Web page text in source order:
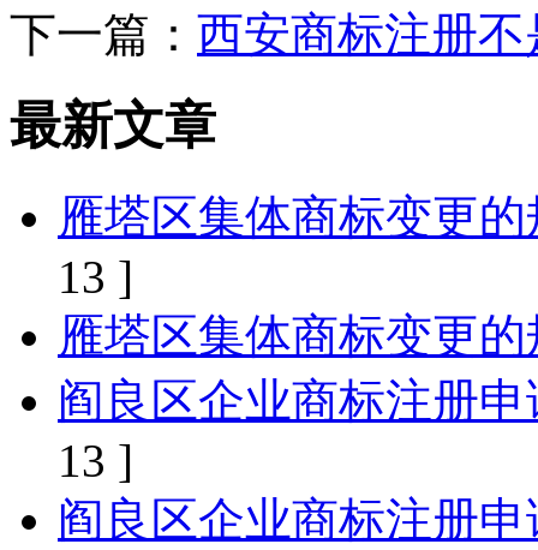
下一篇： 西安商标注册
最新文章
雁塔区集体商标变更
13 ]
雁塔区集体商标变更
阎良区企业商标注册
13 ]
阎良区企业商标注册